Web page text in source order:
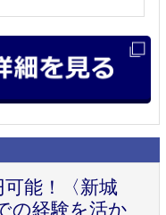
能！〈新城
の経験を活か